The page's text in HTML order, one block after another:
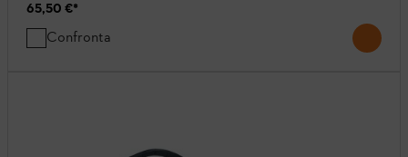
65,50 €*
Confronta